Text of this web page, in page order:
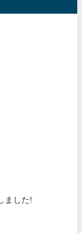
ました!